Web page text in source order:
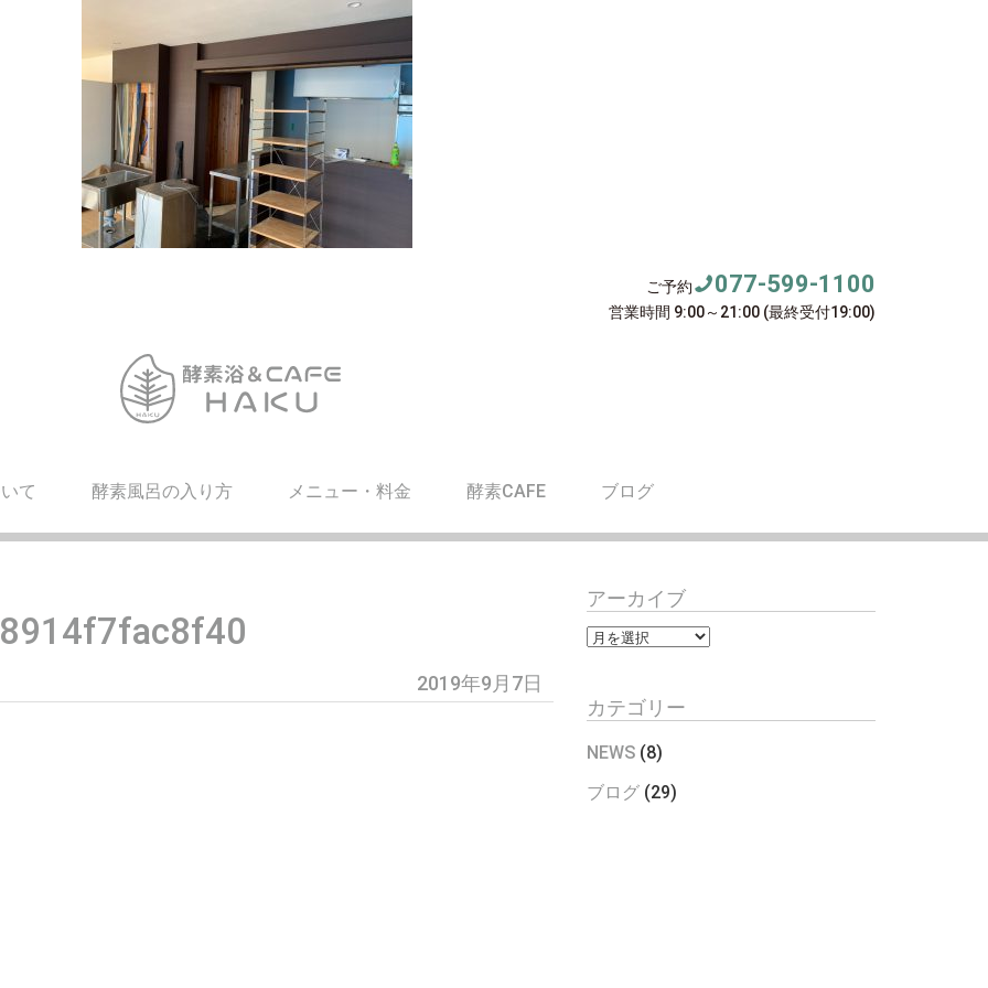
ご予約 077-599-1100
営業時間 9:00～21:00 (最終受付19:00)
て 酵素風呂の入り方 メニュー・料金 酵素CAFE ブログ
2019年9月7日
アーカイブ
ア
イ
カテゴリー
NEWS(8)
ブログ(29)